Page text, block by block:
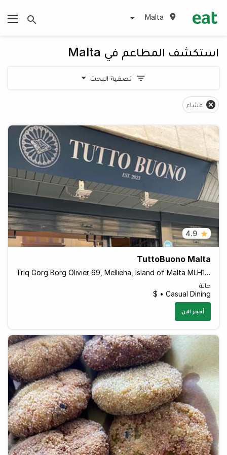
Malta
استكشف المطاعم في Malta
تصفية البحث
عشاء
4.9
TuttoBuono Malta
Triq Gorg Borg Olivier 69, Mellieha, Island of Malta MLH1023 Malta
حانة
Casual Dining • $
أحجز الان